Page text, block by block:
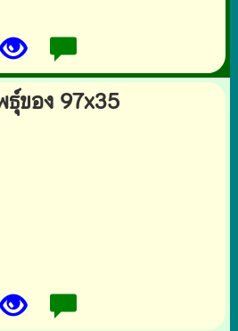
ของ 97x35